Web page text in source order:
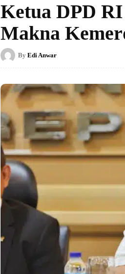
Ketua DPD
Makna
By Edi Anwar